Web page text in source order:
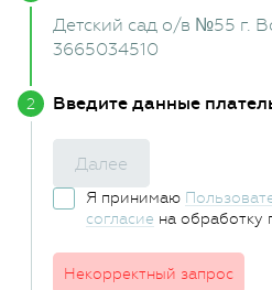
Детский сад о/в №55 г.
3665034510
Введите данные
Далее
Я принимаю
согласие на обработку
Некорректный запрос